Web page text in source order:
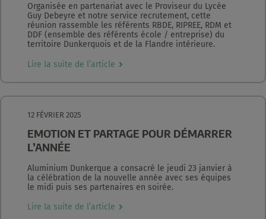
Organisée en partenariat avec le Proviseur du Lycée
Guy Debeyre et notre service recrutement, cette
réunion rassemble les référents RBDE, RIPREE, RDM et
DDF (ensemble des référents école / entreprise) du
territoire Dunkerquois et de la Flandre intérieure.
Lire la suite de l’article
12 FÉVRIER 2025
EMOTION ET PARTAGE POUR DÉMARRER
L’ANNÉE
Aluminium Dunkerque a consacré le jeudi 23 janvier à
la célébration de la nouvelle année avec ses équipes
le midi puis ses partenaires en soirée.
Lire la suite de l’article